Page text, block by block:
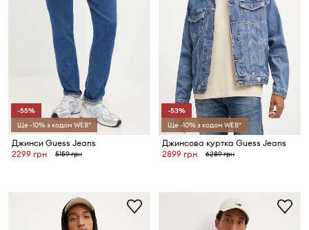
-55%
Ще -10% з кодом WEB*
Джинси Guess Jeans
2299 грн
5159 грн
-53%
Ще -10% з кодом WEB*
Джинсова куртка Guess Jeans
2899 грн
6289 грн